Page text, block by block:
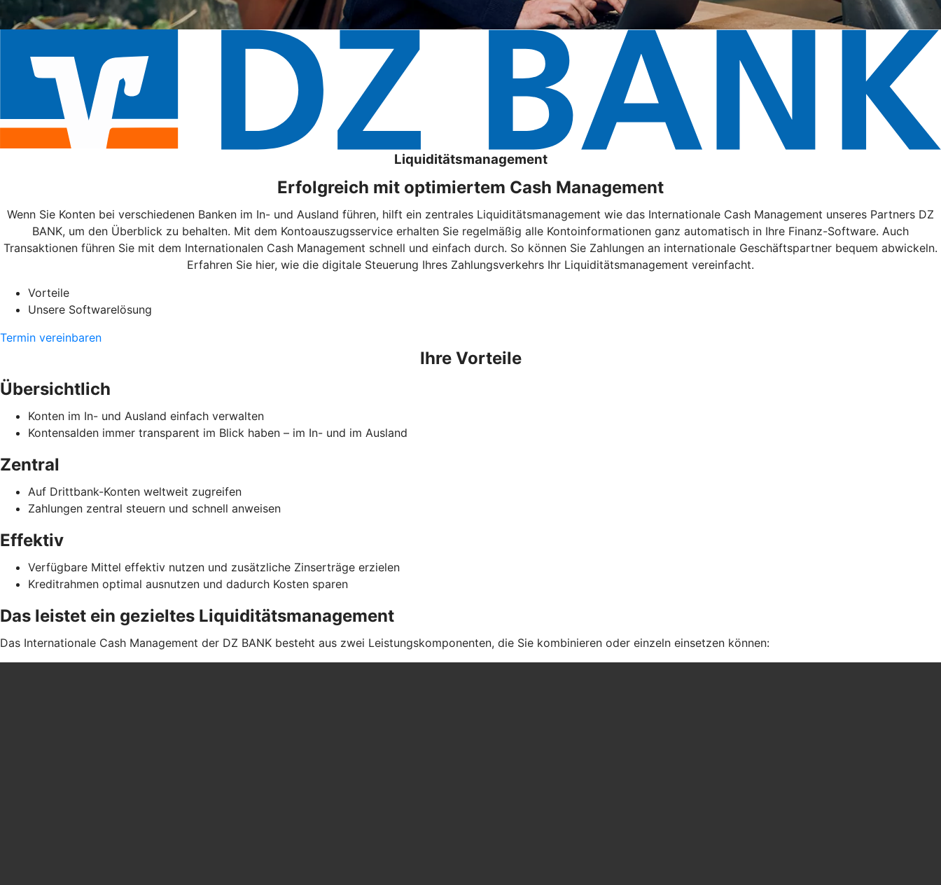
Liquiditätsmanagement
Erfolgreich mit optimiertem Cash Management
Wenn Sie Konten bei verschiedenen Banken im In- und Ausland führen, hilft ein zentrales Liquiditätsmanagement wie das Internationale Cash Management unseres Partners DZ
BANK, um den Überblick zu behalten. Mit dem Kontoauszugsservice erhalten Sie regelmäßig alle Kontoinformationen ganz automatisch in Ihre Finanz-Software. Auch
Transaktionen führen Sie mit dem Internationalen Cash Management schnell und einfach durch. So können Sie Zahlungen an internationale Geschäftspartner bequem abwickeln.
Erfahren Sie hier, wie die digitale Steuerung Ihres Zahlungsverkehrs Ihr Liquiditätsmanagement vereinfacht.
Vorteile
Unsere Softwarelösung
Termin vereinbaren
Ihre Vorteile
Übersichtlich
Konten im In- und Ausland einfach verwalten
Kontensalden immer transparent im Blick haben – im In- und im Ausland
Zentral
Auf Drittbank-Konten weltweit zugreifen
Zahlungen zentral steuern und schnell anweisen
Effektiv
Verfügbare Mittel effektiv nutzen und zusätzliche Zinserträge erzielen
Kreditrahmen optimal ausnutzen und dadurch Kosten sparen
Das leistet ein gezieltes Liquiditätsmanagement
Das Internationale Cash Management der DZ BANK besteht aus zwei Leistungskomponenten, die Sie kombinieren oder einzeln einsetzen können: